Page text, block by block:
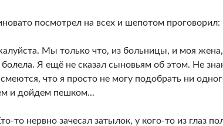
посмотрел на всех и шепотом проговорил:
Мы только что, из больницы, и моя
Я ещё не сказал сыновьям об этом. Не
что я просто не могу подобрать ни
и дойдем пешком...
то нервно зачесал затылок, у кого-то из глаз